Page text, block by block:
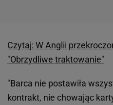
Czytaj: W Anglii
"Obrzydliwe traktowanie"
"Barca nie postawiła
kontrakt, nie chowając